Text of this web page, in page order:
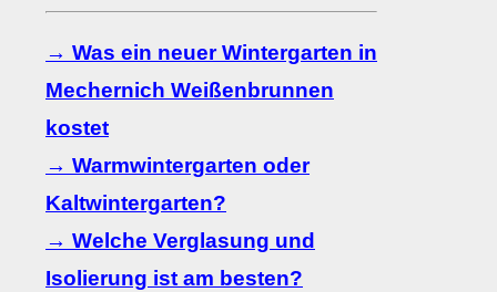
→ Was ein neuer Wintergarten in
Mechernich Weißenbrunnen
kostet
→ Warmwintergarten oder
Kaltwintergarten?
→ Welche Verglasung und
Isolierung ist am besten?